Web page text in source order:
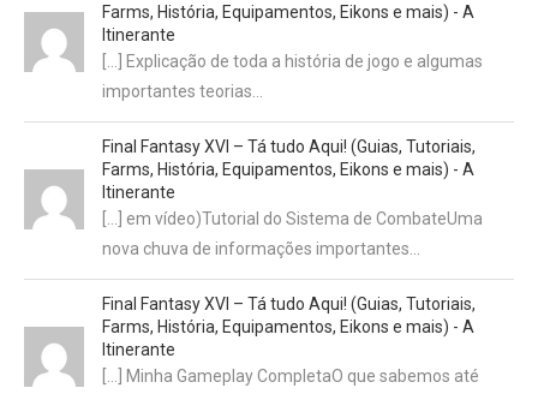
Farms, História, Equipamentos, Eikons e mais) - A
Itinerante
[…] Explicação de toda a história de jogo e algumas
importantes teorias…
Final Fantasy XVI – Tá tudo Aqui! (Guias, Tutoriais,
Farms, História, Equipamentos, Eikons e mais) - A
Itinerante
[…] em vídeo)Tutorial do Sistema de CombateUma
nova chuva de informações importantes…
Final Fantasy XVI – Tá tudo Aqui! (Guias, Tutoriais,
Farms, História, Equipamentos, Eikons e mais) - A
Itinerante
[…] Minha Gameplay CompletaO que sabemos até